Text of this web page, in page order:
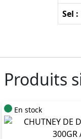
Sel :
Produits
En stock